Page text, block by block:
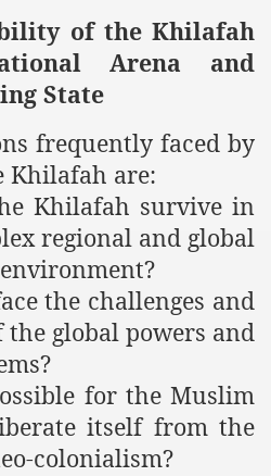
of the Khilafah
Arena and
State
frequently faced by
Khilafah are:
Khilafah survive in
regional and global
the challenges and
the global powers and
for the Muslim
itself from the
colonialism?